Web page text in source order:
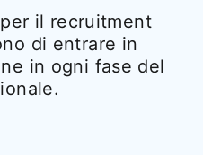
il recruitment
di entrare in
in ogni fase del